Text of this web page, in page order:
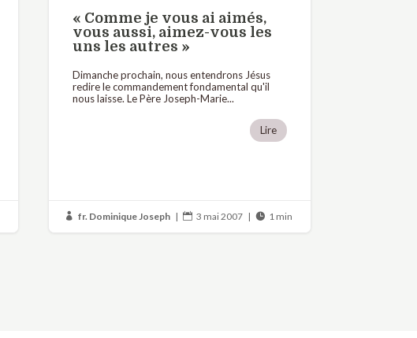
« Comme je vous ai aimés,
vous aussi, aimez-vous les
uns les autres »
Dimanche prochain, nous entendrons Jésus
redire le commandement fondamental qu'il
nous laisse. Le Père Joseph-Marie...
Lire
 fr. Dominique Joseph |  3 mai 2007 |  1 min